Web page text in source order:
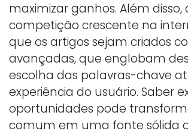
maximizar ganhos. Além disso,
competição crescente na
que os artigos sejam criados
avançadas, que englobam
escolha das palavras-chave
experiência do usuário. Saber
oportunidades pode
comum em uma fonte sólida